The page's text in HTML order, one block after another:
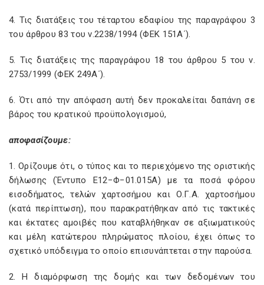
4. Τις διατάξεις του τέταρτου εδαφίου της παραγράφου 3
του άρθρου 83 του ν.2238/1994 (ΦΕΚ 151Α΄).
5. Τις διατάξεις της παραγράφου 18 του άρθρου 5 του ν.
2753/1999 (ΦΕΚ 249Α΄).
6. Ότι από την απόφαση αυτή δεν προκαλείται δαπάνη σε
βάρος του κρατικού προϋπολογισμού,
αποφασίζουμε:
1. Ορίζουμε ότι, ο τύπος και το περιεχόμενο της οριστικής
δήλωσης (Έντυπο Ε12−Φ−01.015Α) με τα ποσά φόρου
εισοδήματος, τελών χαρτοσήμου και Ο.Γ.Α. χαρτοσήμου
(κατά περίπτωση), που παρακρατήθηκαν από τις τακτικές
και έκτατες αμοιβές που καταβλήθηκαν σε αξιωματικούς
και μέλη κατώτερου πληρώματος πλοίου, έχει όπως το
σχετικό υπόδειγμα το οποίο επισυνάπτεται στην παρούσα.
2. Η διαμόρφωση της δομής και των δεδομένων του